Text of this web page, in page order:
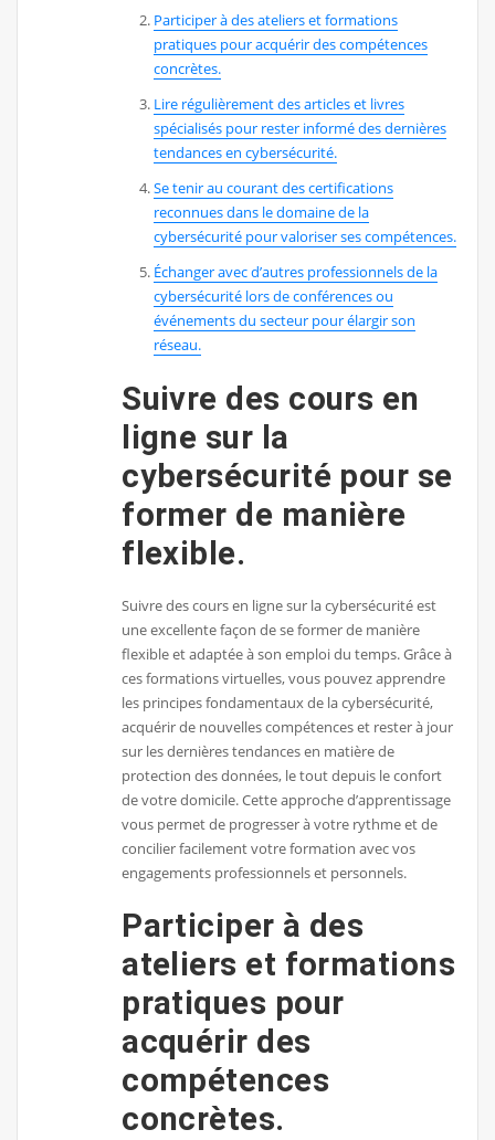
Participer à des ateliers et formations
pratiques pour acquérir des compétences
concrètes.
Lire régulièrement des articles et livres
spécialisés pour rester informé des dernières
tendances en cybersécurité.
Se tenir au courant des certifications
reconnues dans le domaine de la
cybersécurité pour valoriser ses compétences.
Échanger avec d’autres professionnels de la
cybersécurité lors de conférences ou
événements du secteur pour élargir son
réseau.
Suivre des cours en
ligne sur la
cybersécurité pour se
former de manière
flexible.
Suivre des cours en ligne sur la cybersécurité est
une excellente façon de se former de manière
flexible et adaptée à son emploi du temps. Grâce à
ces formations virtuelles, vous pouvez apprendre
les principes fondamentaux de la cybersécurité,
acquérir de nouvelles compétences et rester à jour
sur les dernières tendances en matière de
protection des données, le tout depuis le confort
de votre domicile. Cette approche d’apprentissage
vous permet de progresser à votre rythme et de
concilier facilement votre formation avec vos
engagements professionnels et personnels.
Participer à des
ateliers et formations
pratiques pour
acquérir des
compétences
concrètes.